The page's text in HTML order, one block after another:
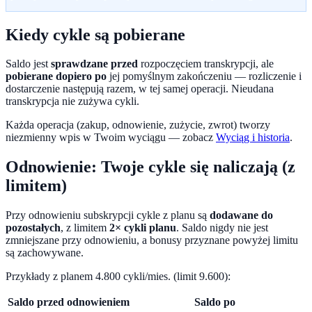
Kiedy cykle są pobierane
Saldo jestsprawdzane przed rozpoczęciem transkrypcji, ale
pobierane dopiero po jej pomyślnym zakończeniu — rozliczenie i
dostarczenie następują razem, w tej samej operacji. Nieudana
transkrypcja nie zużywa cykli.
Każda operacja (zakup, odnowienie, zużycie, zwrot) tworzy
niezmienny wpis w Twoim wyciągu — zobacz Wyciąg i historia.
Odnowienie: Twoje cykle się naliczają (z
limitem)
Przy odnowieniu subskrypcji cykle z planu są dodawane do
pozostałych, z limitem 2× cykli planu. Saldo nigdy nie jest
zmniejszane przy odnowieniu, a bonusy przyznane powyżej limitu
są zachowywane.
Przykłady z planem 4.800 cykli/mies. (limit 9.600):
Saldo przed odnowieniem
Saldo po